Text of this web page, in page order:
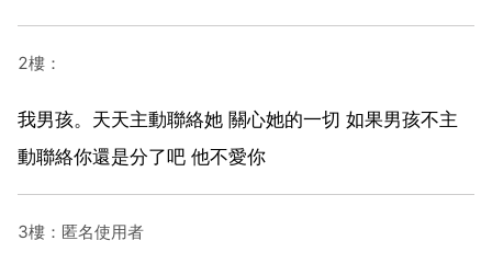
2樓：
我男孩。天天主動聯絡她 關心她的一切 如果男孩不主
動聯絡你還是分了吧 他不愛你
3樓：匿名使用者